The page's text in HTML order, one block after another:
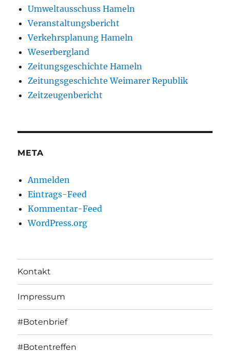
Umweltausschuss Hameln
Veranstaltungsbericht
Verkehrsplanung Hameln
Weserbergland
Zeitungsgeschichte Hameln
Zeitungsgeschichte Weimarer Republik
Zeitzeugenbericht
META
Anmelden
Eintrags-Feed
Kommentar-Feed
WordPress.org
Kontakt
Impressum
#Botenbrief
#Botentreffen